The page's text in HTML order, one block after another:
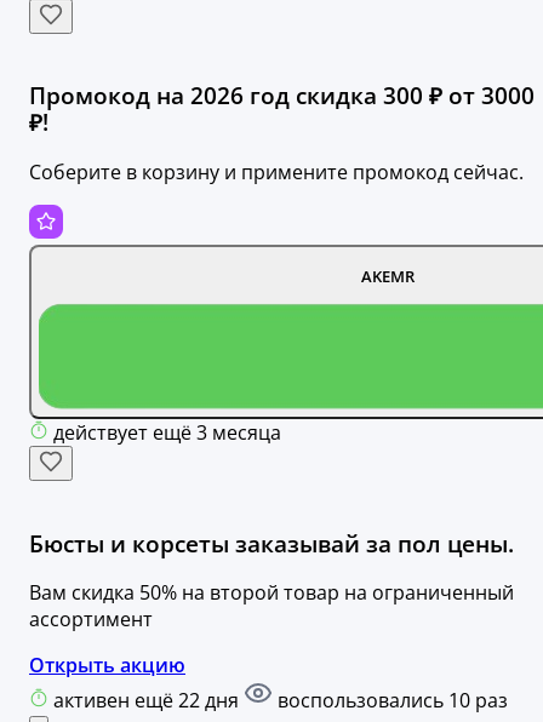
Промокод на 2026 год скидка 300 ₽ от 3000
₽!
Соберите в корзину и примените промокод сейчас.
AKEMR
действует ещё 3 месяца
Бюсты и корсеты заказывай за пол цены.
Вам скидка 50% на второй товар на ограниченный
ассортимент
Открыть акцию
активен ещё 22 дня
воспользовались 10 раз